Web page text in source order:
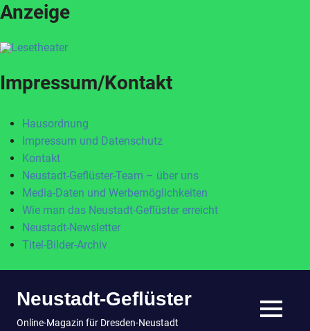
Anzeige
Impressum/Kontakt
Hausordnung
Impressum und Datenschutz
Kontakt
Neustadt-Geflüster-Team – über uns
Media-Daten und Werbemöglichkeiten
Wie man das Neustadt-Geflüster erreicht
Neustadt-Newsletter
Titel-Bilder-Archiv
InhaltNeustadt-Geflüster
Online-Magazin für Dresden-Neustadt MENÜ